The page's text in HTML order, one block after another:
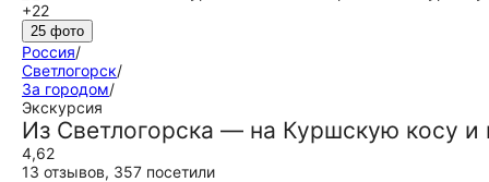
+22
25 фото
Россия/
Светлогорск/
За городом/
Экскурсия
Из Светлогорска — на Куршскую косу и
4,62
13 отзывов, 357 посетили